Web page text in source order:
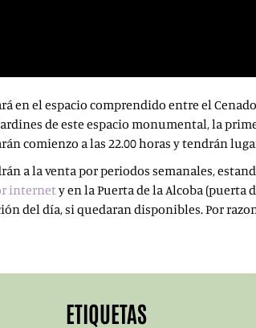
en el espacio comprendido entre el
de este espacio monumental, la
comienzo a las 22.00 horas y tendrán
a la venta por periodos semanales,
internety en la Puerta de la Alcoba (puerta
del día, si quedaran disponibles. Por
ETIQUETAS